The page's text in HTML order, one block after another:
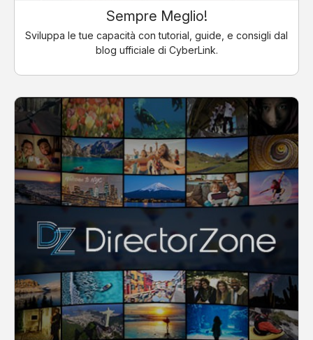
Sempre Meglio!
Sviluppa le tue capacità con tutorial, guide, e consigli dal
blog ufficiale di CyberLink.